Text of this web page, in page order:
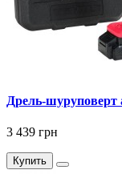
Дрель-шуруповерт
3 439 грн
Купить